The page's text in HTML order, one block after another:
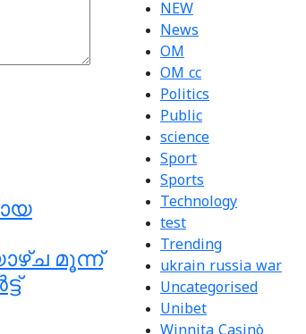
മൂന്ന്
NEW
News
OM
OM cc
Politics
Public
science
Sport
Sports
Technology
test
Trending
ukrain russia war
Uncategorised
Unibet